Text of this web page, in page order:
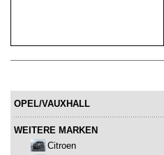
OPEL/VAUXHALL
WEITERE MARKEN
Citroen